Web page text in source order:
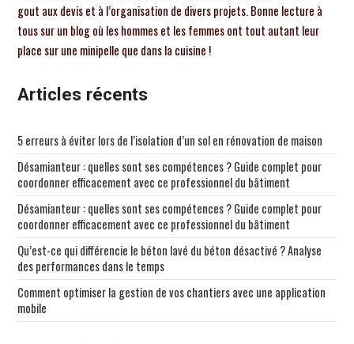
gout aux devis et à l’organisation de divers projets. Bonne lecture à
tous sur un blog où les hommes et les femmes ont tout autant leur
place sur une minipelle que dans la cuisine !
Articles récents
5 erreurs à éviter lors de l’isolation d’un sol en rénovation de maison
Désamianteur : quelles sont ses compétences ? Guide complet pour
coordonner efficacement avec ce professionnel du bâtiment
Désamianteur : quelles sont ses compétences ? Guide complet pour
coordonner efficacement avec ce professionnel du bâtiment
Qu’est-ce qui différencie le béton lavé du béton désactivé ? Analyse
des performances dans le temps
Comment optimiser la gestion de vos chantiers avec une application
mobile